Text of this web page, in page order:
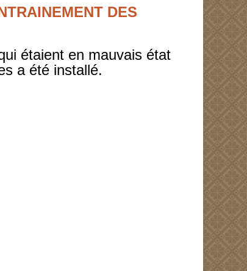
DES
étaient en mauvais état
a été installé.